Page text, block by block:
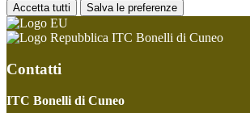
Accetta tutti Salva le preferenze
ITC Bonelli di Cuneo
Contatti
ITC Bonelli di Cuneo